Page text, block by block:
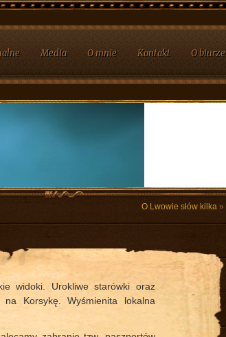
Media O mnie Kontakt O biurze
O Lwowie słów kilka »
widoki. Urokliwe starówki oraz
Korsykę. Wyśmienita lokalna